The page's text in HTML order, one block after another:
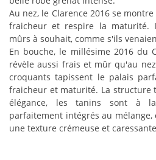
Au nez, le Clarence 2016 se
fraicheur et respire la
mûrs à souhait, comme s'ils
En bouche, le millésime 2016 du
révèle aussi frais et mûr qu'au
croquants tapissent le palais
fraicheur et maturité. La structure
élégance, les tanins sont à
parfaitement intégrés au mélange,
une texture crémeuse et